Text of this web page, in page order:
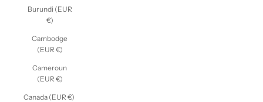
Burundi (EUR
€)
Cambodge
(EUR €)
Cameroun
(EUR €)
Canada (EUR €)